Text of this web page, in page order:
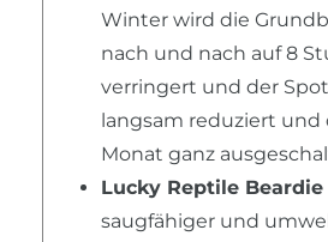
Winter wird die
nach und nach auf 8
verringert und der
langsam reduziert
Monat ganz
Lucky Reptile
saugfähiger und